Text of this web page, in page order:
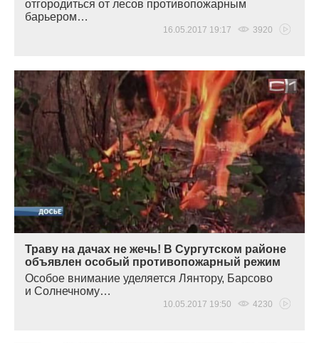
отгородиться от лесов противопожарным
барьером…
16.05.2017 19:17 3920
Траву на дачах не жечь! В Сургутском районе
объявлен особый противопожарный режим
Особое внимание уделяется Лянтору, Барсово
и Солнечному…
10.05.2017 19:50 4230